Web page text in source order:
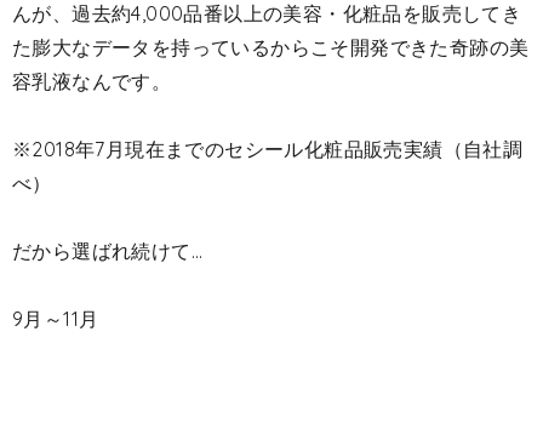
んが、過去約4,000品番以上の美容・化粧品を販売してき
た膨大なデータを持っているからこそ開発できた奇跡の美
容乳液なんです。
※2018年7月現在までのセシール化粧品販売実績（自社調
べ）
だから選ばれ続けて…
9月～11月